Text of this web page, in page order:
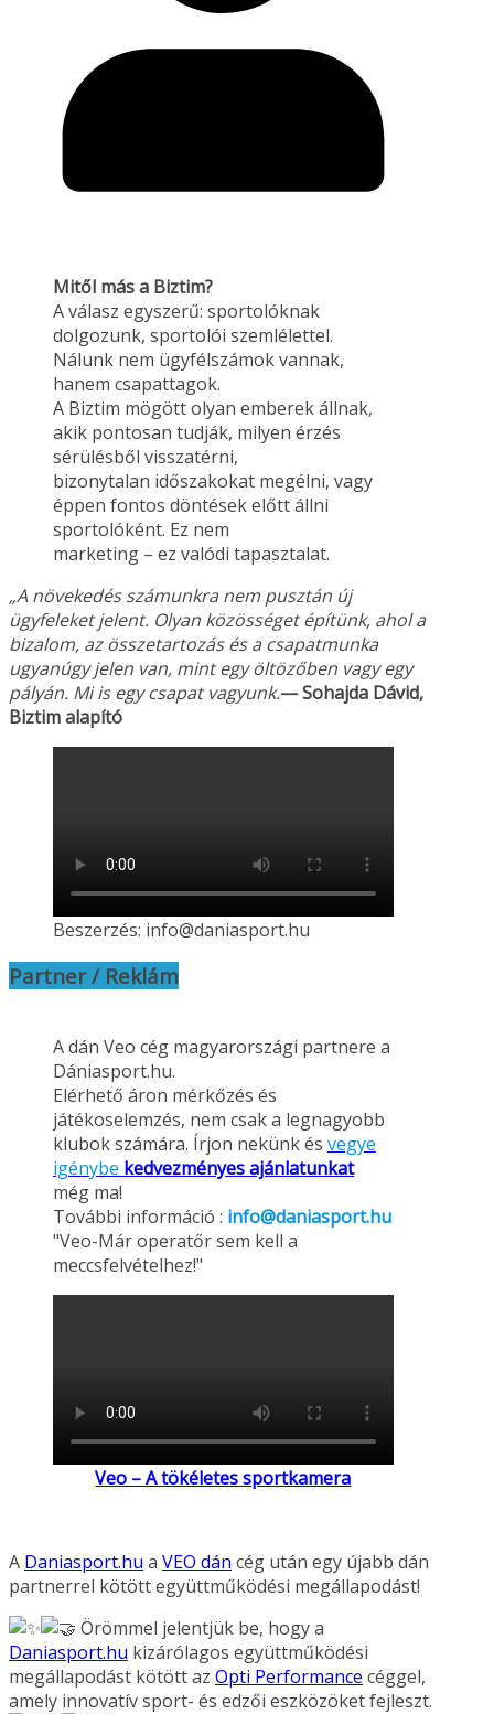
Mitől más a Biztim?
A válasz egyszerű: sportolóknak
dolgozunk, sportolói szemlélettel.
Nálunk nem ügyfélszámok vannak,
hanem csapattagok.
A Biztim mögött olyan emberek állnak,
akik pontosan tudják, milyen érzés
sérülésből visszatérni,
bizonytalan időszakokat megélni, vagy
éppen fontos döntések előtt állni
sportolóként. Ez nem
marketing – ez valódi tapasztalat.
„A növekedés számunkra nem pusztán új
ügyfeleket jelent. Olyan közösséget építünk, ahol a
bizalom, az összetartozás és a csapatmunka
ugyanúgy jelen van, mint egy öltözőben vagy egy
pályán. Mi is egy csapat vagyunk.— Sohajda Dávid,
Biztim alapító
Beszerzés: info@daniasport.hu
Partner / Reklám
A dán Veo cég magyarországi partnere a
Dániasport.hu.
Elérhető áron mérkőzés és
játékoselemzés, nem csak a legnagyobb
klubok számára. Írjon nekünk és vegye
igénybe kedvezményes ajánlatunkat
még ma!
További információ : info@daniasport.hu
"Veo-Már operatőr sem kell a
meccsfelvételhez!"
Veo – A tökéletes sportkamera
A Daniasport.hu a VEO dán cég után egy újabb dán
partnerrel kötött együttműködési megállapodást!
Örömmel jelentjük be, hogy a
Daniasport.hu kizárólagos együttműködési
megállapodást kötött az Opti Performance céggel,
amely innovatív sport- és edzői eszközöket fejleszt.